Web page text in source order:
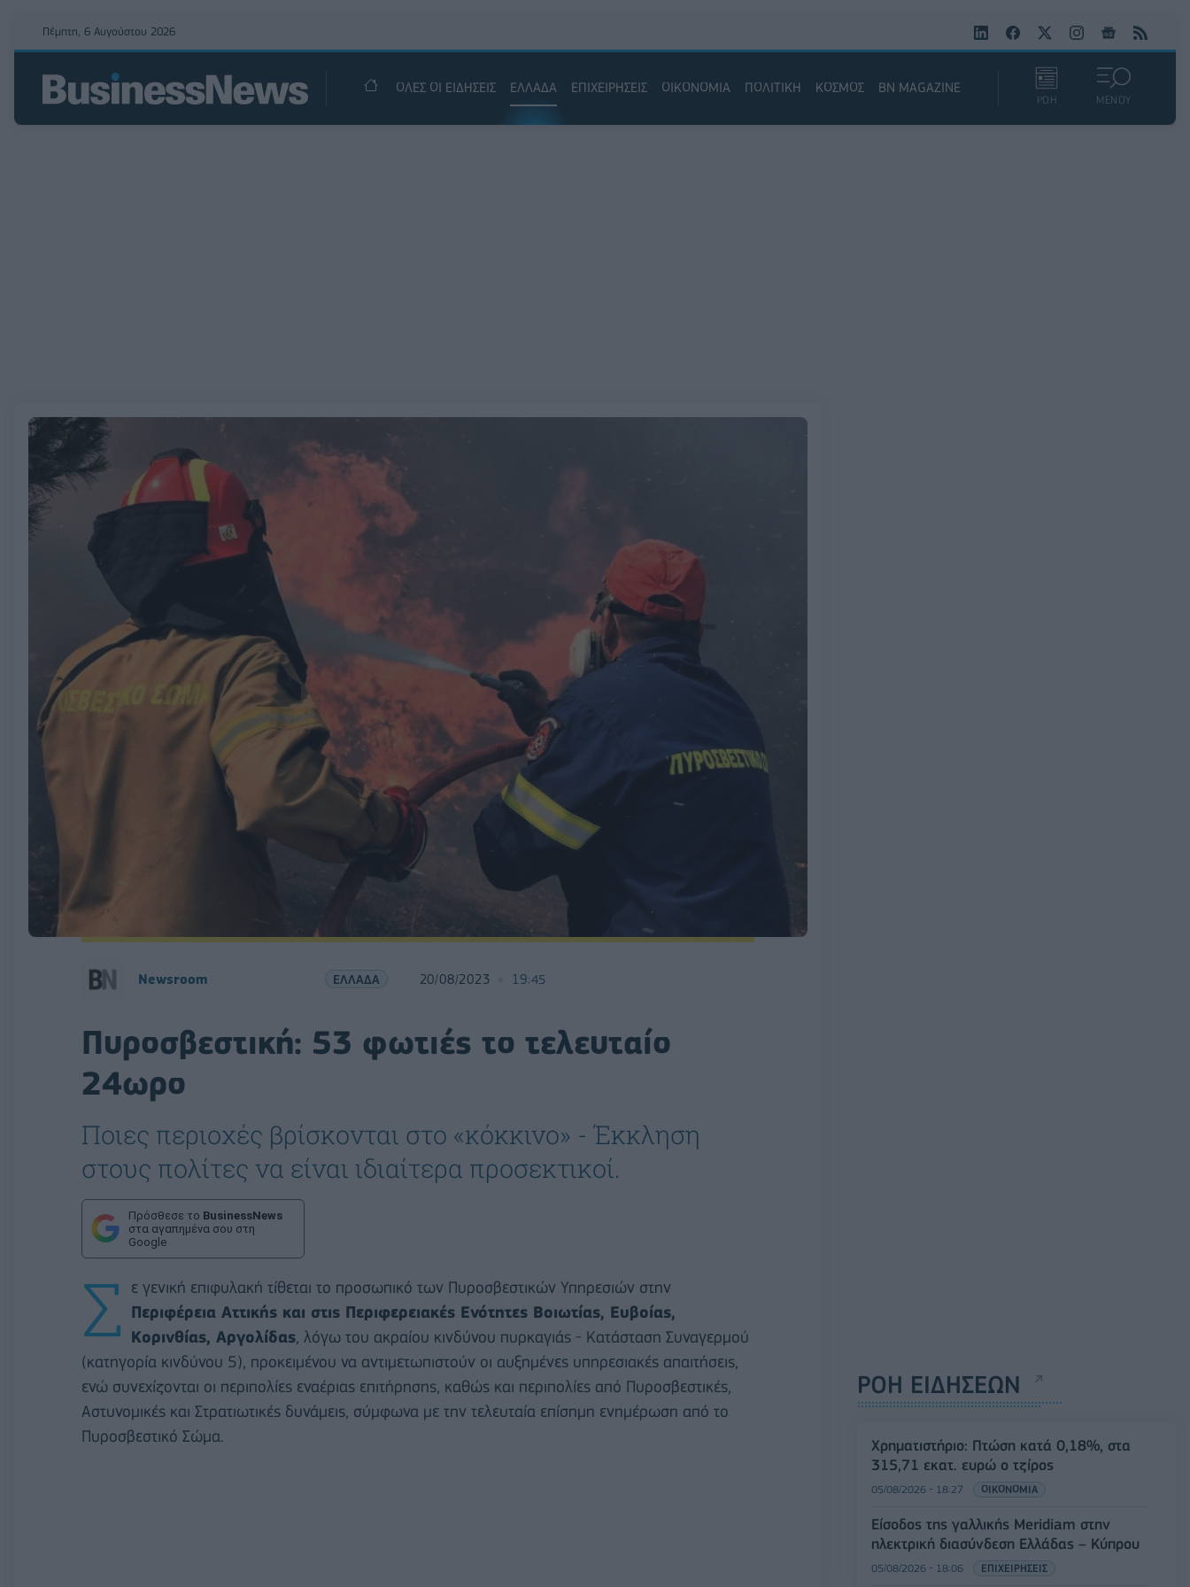
Πέμπτη, 6 Αυγούστου 2026
ΟΛΕΣ ΟΙ ΕΙΔΗΣΕΙΣ ΕΛΛΑΔΑ ΕΠΙΧΕΙΡΗΣΕΙΣ ΟΙΚΟΝΟΜΙΑ ΠΟΛΙΤΙΚΗ ΚΟΣΜΟΣ BN MAGAZINE
ΡΟΗ ΜΕΝΟΥ
Newsroom ΕΛΛΑΔΑ 20/08/2023 19:45
Πυροσβεστική: 53 φωτιές το τελευταίο
24ωρο
Ποιες περιοχές βρίσκονται στο «κόκκινο» - Έκκληση
στους πολίτες να είναι ιδιαίτερα προσεκτικοί.
Πρόσθεσε το BusinessNews
στα αγαπημένα σου στη
Google
Σ
ε γενική επιφυλακή τίθεται το προσωπικό των Πυροσβεστικών Υπηρεσιών στην
Περιφέρεια Αττικής και στις Περιφερειακές Ενότητες Βοιωτίας, Ευβοίας,
Κορινθίας, Αργολίδας , λόγω του ακραίου κινδύνου πυρκαγιάς - Κατάσταση Συναγερμού
(κατηγορία κινδύνου 5), προκειμένου να αντιμετωπιστούν οι αυξημένες υπηρεσιακές απαιτήσεις,
ενώ συνεχίζονται οι περιπολίες εναέριας επιτήρησης, καθώς και περιπολίες από Πυροσβεστικές,
Αστυνομικές και Στρατιωτικές δυνάμεις, σύμφωνα με την τελευταία επίσημη ενημέρωση από το
Πυροσβεστικό Σώμα.
ΡΟΗ ΕΙΔΗΣΕΩΝ
Χρηματιστήριο: Πτώση κατά 0,18%, στα
315,71 εκατ. ευρώ ο τζίρος
05/08/2026 - 18:27 ΟΙΚΟΝΟΜΙΑ
Είσοδος της γαλλικής Meridiam στην
ηλεκτρική διασύνδεση Ελλάδας – Κύπρου
05/08/2026 - 18:06 ΕΠΙΧΕΙΡΗΣΕΙΣ